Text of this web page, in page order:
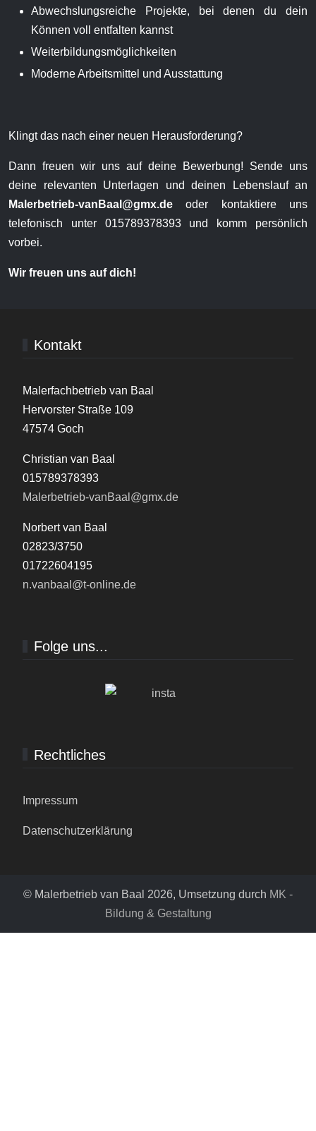
Abwechslungsreiche Projekte, bei denen du dein
Können voll entfalten kannst
Weiterbildungsmöglichkeiten
Moderne Arbeitsmittel und Ausstattung
Klingt das nach einer neuen Herausforderung?
Dann freuen wir uns auf deine Bewerbung! Sende uns
deine relevanten Unterlagen und deinen Lebenslauf an
Malerbetrieb-vanBaal@gmx.de oder kontaktiere uns
telefonisch unter 015789378393 und komm persönlich
vorbei.
Wir freuen uns auf dich!
Kontakt
Malerfachbetrieb van Baal
Hervorster Straße 109
47574 Goch
Christian van Baal
015789378393
Malerbetrieb-vanBaal@gmx.de
Norbert van Baal
02823/3750
01722604195
n.vanbaal@t-online.de
Folge uns...
Rechtliches
Impressum
Datenschutzerklärung
© Malerbetrieb van Baal 2026, Umsetzung durch MK -
Bildung & Gestaltung